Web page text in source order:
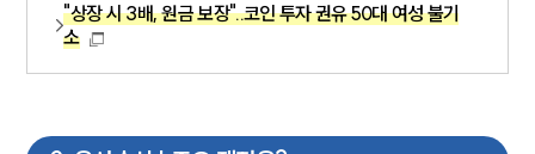
"상장 시 3배, 원금 보장"..코인 투자 권유 50대 여성 불기
소